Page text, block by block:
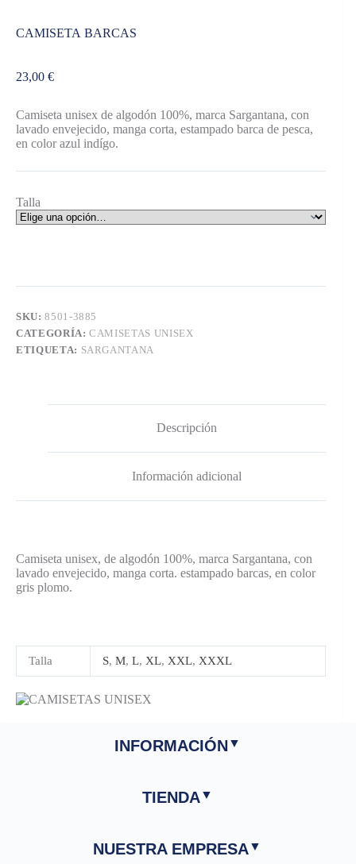
CAMISETA BARCAS
23,00 €
Camiseta unisex de algodón 100%, marca Sargantana, con
lavado envejecido, manga corta, estampado barca de pesca,
en color azul indígo.
Talla
SKU:8501-3885
CATEGORÍA:CAMISETAS UNISEX
ETIQUETA: SARGANTANA
Descripción
Información adicional
Camiseta unisex, de algodón 100%, marca Sargantana, con
lavado envejecido, manga corta. estampado barcas, en color
gris plomo.
Talla S, M, L, XL, XXL, XXXL
INFORMACIÓN
TIENDA
NUESTRA EMPRESA